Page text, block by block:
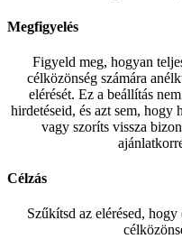
Megfigyelés
Figyeld meg, hogyan
célközönség számára
elérését. Ez a beállítás
hirdetéseid, és azt sem, hogy
vagy szoríts vissza
Célzás
Szűkítsd az elérésed,